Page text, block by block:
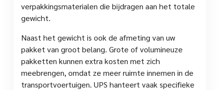
verpakkingsmaterialen die bijdragen aan het totale
gewicht.
Naast het gewicht is ook de afmeting van uw
pakket van groot belang. Grote of volumineuze
pakketten kunnen extra kosten met zich
meebrengen, omdat ze meer ruimte innemen in de
transportvoertuigen. UPS hanteert vaak specifieke